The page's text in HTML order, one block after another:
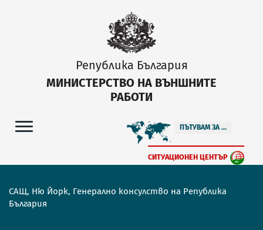
Република България
МИНИСТЕРСТВО НА ВЪНШНИТЕ
РАБОТИ
ПЪТУВАМ ЗА ...
СИТУАЦИОНЕН ЦЕНТЪР
САЩ, Ню Йорк, Генерално консулство на Република
България